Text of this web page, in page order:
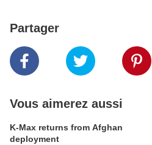
Partager
Vous aimerez aussi
K-Max returns from Afghan
deployment